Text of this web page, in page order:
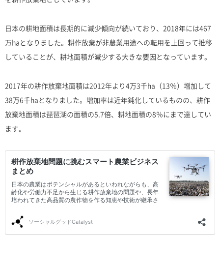
日本の耕地面積は長期的に減少傾向が続いており、2018年には467
万haとなりました。耕作放棄が非農業用途への転用を上回って推移
していることが、耕地面積が減少する大きな要因となっています。
2017年の耕作放棄地面積は2012年より4万3千ha（13％）増加して
38万6千haとなりました。増加率は近年鈍化しているものの、耕作
放棄地面積は琵琶湖の面積の5.7倍、耕地面積の8％にまで達してい
ます。